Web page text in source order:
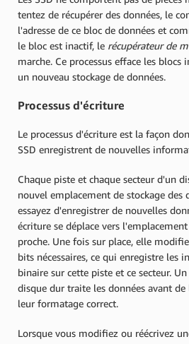
tentez de récupérer des données, le
l'adresse de ce bloc de données et
le bloc est inactif, le récupérateur de
marche. Ce processus efface les
un nouveau stockage de données.
Processus d'écriture
Le processus d'écriture est la façon
SSD enregistrent de nouvelles
Chaque piste et chaque secteur d'un
nouvel emplacement de stockage des
essayez d'enregistrer de nouvelles
écriture se déplace vers
proche. Une fois sur place, elle
bits nécessaires, ce qui enregistre les
binaire sur cette piste et ce secteur.
disque dur traite les données avant
leur formatage correct.
Lorsque vous modifiez ou réécrivez